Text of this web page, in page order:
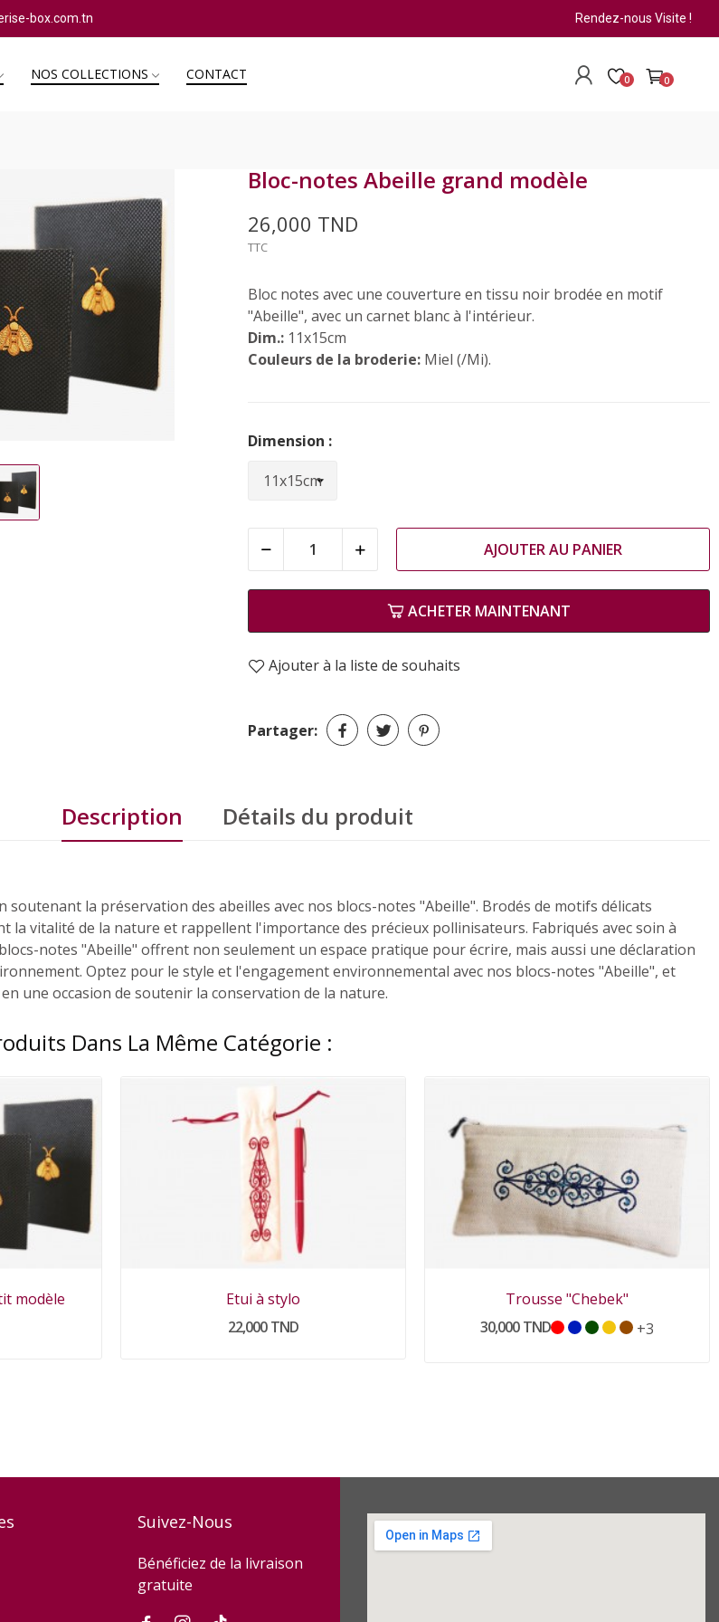
box.com.tn Rendez-nous Visite !
NOS COLLECTIONS CONTACT 0 0
Bloc-notes Abeille grand modèle
26,000 TND
TTC
Bloc notes avec une couverture en tissu noir brodée en motif
"Abeille", avec un carnet blanc à l'intérieur.
Dim.: 11x15cm
Couleurs de la broderie: Miel (/Mi).
Dimension :
AJOUTER AU PANIER
ACHETER MAINTENANT
Ajouter à la liste de souhaits
Partager:
Description Détails du produit
soutenant la préservation des abeilles avec nos blocs-notes "Abeille". Brodés de motifs délicats
la vitalité de la nature et rappellent l'importance des précieux pollinisateurs. Fabriqués avec soin à
notes "Abeille" offrent non seulement un espace pratique pour écrire, mais aussi une déclaration
Optez pour le style et l'engagement environnemental avec nos blocs-notes "Abeille", et
une occasion de soutenir la conservation de la nature.
Dans La Même Catégorie :
modèle
Etui à stylo
22,000 TND
Trousse "Chebek"
30,000 TND
+3
Suivez-Nous
Bénéficiez de la livraison
gratuite